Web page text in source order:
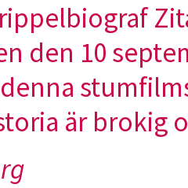
den 10
är brokig